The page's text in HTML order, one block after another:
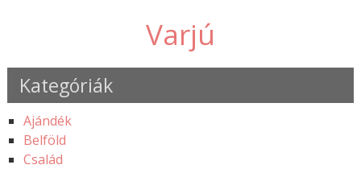
Varjú
Kategóriák
Ajándék
Belföld
Család